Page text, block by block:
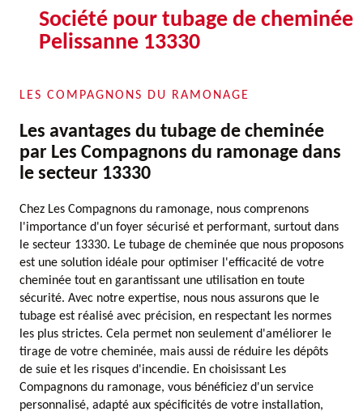
Société pour tubage de cheminée
Pelissanne 13330
LES COMPAGNONS DU RAMONAGE
Les avantages du tubage de cheminée
par Les Compagnons du ramonage dans
le secteur 13330
Chez Les Compagnons du ramonage, nous comprenons
l'importance d'un foyer sécurisé et performant, surtout dans
le secteur 13330. Le tubage de cheminée que nous proposons
est une solution idéale pour optimiser l'efficacité de votre
cheminée tout en garantissant une utilisation en toute
sécurité. Avec notre expertise, nous nous assurons que le
tubage est réalisé avec précision, en respectant les normes
les plus strictes. Cela permet non seulement d'améliorer le
tirage de votre cheminée, mais aussi de réduire les dépôts
de suie et les risques d'incendie. En choisissant Les
Compagnons du ramonage, vous bénéficiez d'un service
personnalisé, adapté aux spécificités de votre installation,